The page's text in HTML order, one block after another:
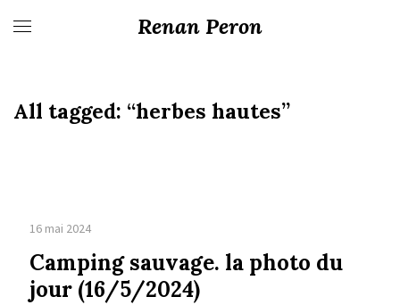
Renan Peron
All tagged: “herbes hautes”
16 mai 2024
Camping sauvage. la photo du
jour (16/5/2024)